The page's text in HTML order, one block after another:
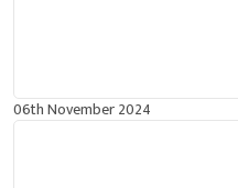
06th November 2024